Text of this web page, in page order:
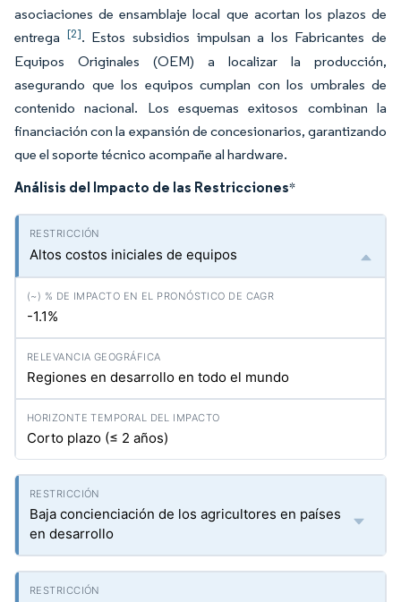
asociaciones de ensamblaje local que acortan los plazos de
entrega [2]. Estos subsidios impulsan a los Fabricantes de
Equipos Originales (OEM) a localizar la producción,
asegurando que los equipos cumplan con los umbrales de
contenido nacional. Los esquemas exitosos combinan la
financiación con la expansión de concesionarios, garantizando
que el soporte técnico acompañe al hardware.
Análisis del Impacto de las Restricciones*
Altos costos iniciales de equipos
-1.1%
Regiones en desarrollo en todo el mundo
Corto plazo (≤ 2 años)
Baja concienciación de los agricultores en países
en desarrollo